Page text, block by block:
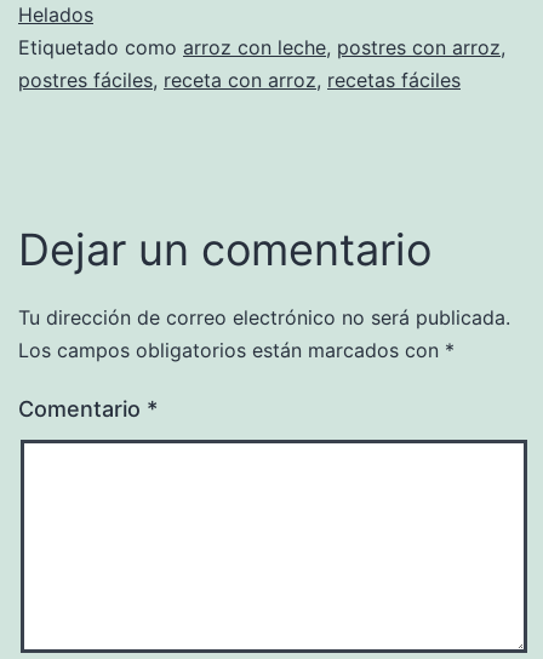
Helados
Etiquetado como arroz con leche, postres con arroz,
postres fáciles, receta con arroz, recetas fáciles
Dejar un comentario
Tu dirección de correo electrónico no será publicada.
Los campos obligatorios están marcados con *
Comentario *